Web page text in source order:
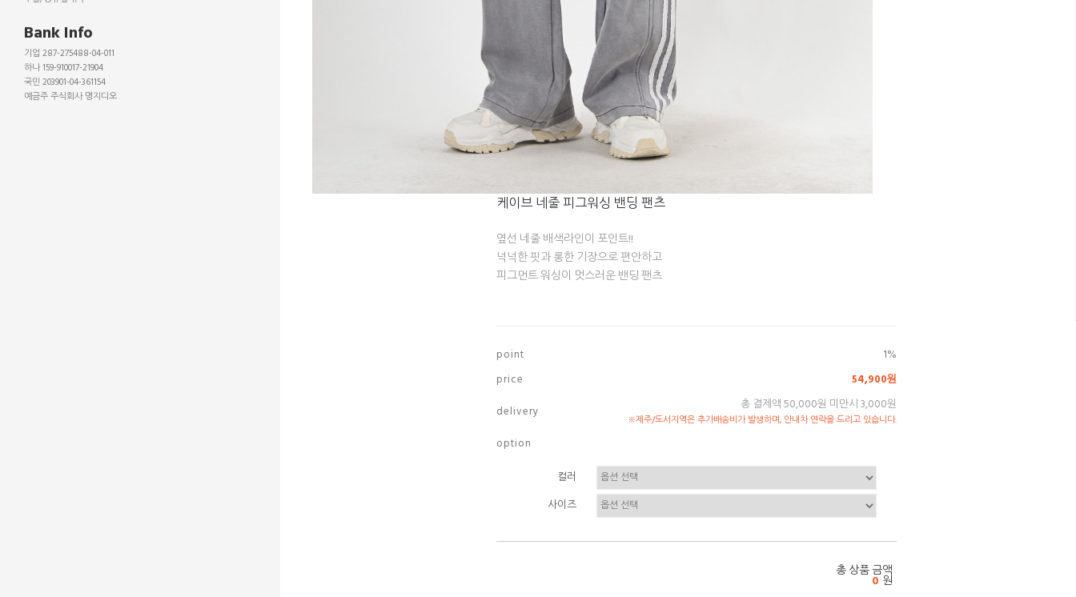
Bank Info
기업 287-275488-04-011
하나 159-910017-21904
국민 203901-04-361154
예금주 주식회사 명지디오
케이브 네줄 피그워싱 밴딩 팬츠
옆선 네줄 배색라인이 포인트!!
넉넉한 핏과 롱한 기장으로 편안하고
피그먼트 워싱이 멋스러운 밴딩 팬츠
p o i n t
1%
p r i c e
54,900원
d e l i v e r y
총 결제액 50,000원 미만시 3,000원
※제주/도서지역은 추가배송비가 발생하며, 안내차 연락을 드리고 있습니다.
o p t i o n
컬러
사이즈
총 상품 금액
0 원